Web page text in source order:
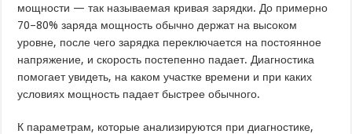
мощности — так называемая кривая зарядки. До примерно
70–80% заряда мощность обычно держат на высоком
уровне, после чего зарядка переключается на постоянное
напряжение, и скорость постепенно падает. Диагностика
помогает увидеть, на каком участке времени и при каких
условиях мощность падает быстрее обычного.
К параметрам, которые анализируются при диагностике,